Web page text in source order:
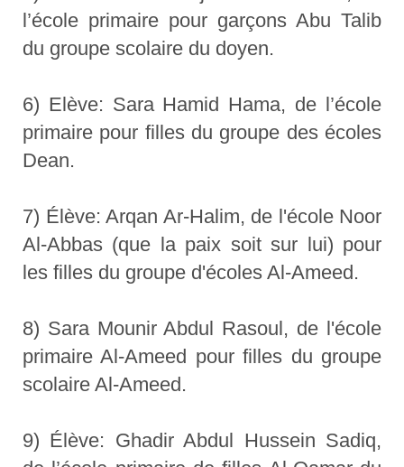
l’école primaire pour garçons Abu Talib
du groupe scolaire du doyen.
6) Elève: Sara Hamid Hama, de l’école
primaire pour filles du groupe des écoles
Dean.
7) Élève: Arqan Ar-Halim, de l'école Noor
Al-Abbas (que la paix soit sur lui) pour
les filles du groupe d'écoles Al-Ameed.
8) Sara Mounir Abdul Rasoul, de l'école
primaire Al-Ameed pour filles du groupe
scolaire Al-Ameed.
9) Élève: Ghadir Abdul Hussein Sadiq,